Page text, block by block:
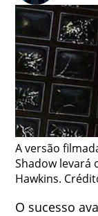
A versão
Shadow levará
Hawkins.
O sucesso